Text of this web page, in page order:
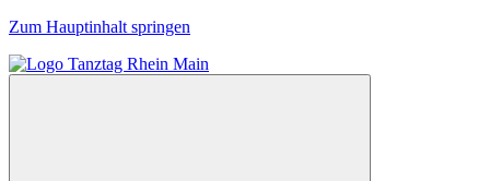
Zum Hauptinhalt springen